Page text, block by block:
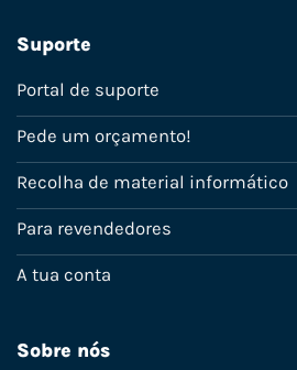
Suporte
Portal de suporte
Pede um orçamento!
Recolha de material informático
Para revendedores
A tua conta
Sobre nós